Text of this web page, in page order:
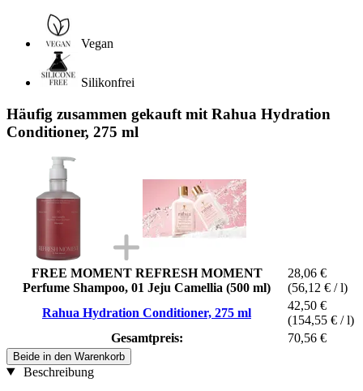
Vegan
Silikonfrei
Häufig zusammen gekauft mit Rahua Hydration
Conditioner, 275 ml
FREE MOMENT REFRESH MOMENT
Perfume Shampoo, 01 Jeju Camellia (500 ml)
28,06 €
(56,12 € / l)
Rahua Hydration Conditioner, 275 ml
42,50 €
(154,55 € / l)
Gesamtpreis:
70,56 €
Beide in den Warenkorb
Beschreibung